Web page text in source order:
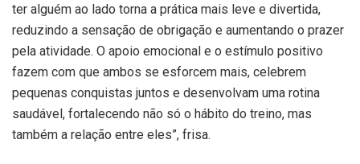
ter alguém ao lado torna a prática mais leve e divertida,
reduzindo a sensação de obrigação e aumentando o prazer
pela atividade. O apoio emocional e o estímulo positivo
fazem com que ambos se esforcem mais, celebrem
pequenas conquistas juntos e desenvolvam uma rotina
saudável, fortalecendo não só o hábito do treino, mas
também a relação entre eles”, frisa.